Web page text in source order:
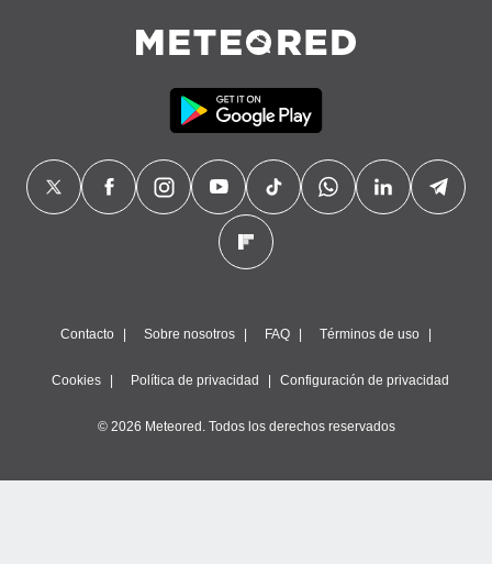
Contacto Sobre nosotros FAQ Términos de uso
Cookies Política de privacidad Configuración de privacidad
© 2026 Meteored. Todos los derechos reservados